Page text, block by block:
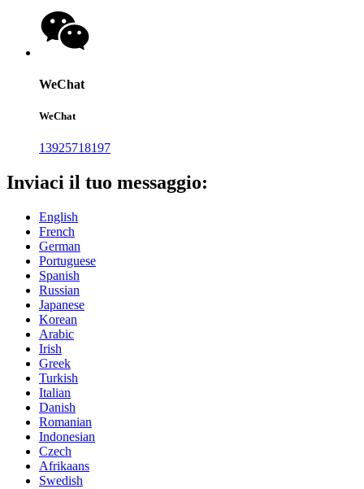
WeChat
WeChat
13925718197
Inviaci il tuo messaggio:
English
French
German
Portuguese
Spanish
Russian
Japanese
Korean
Arabic
Irish
Greek
Turkish
Italian
Danish
Romanian
Indonesian
Czech
Afrikaans
Swedish